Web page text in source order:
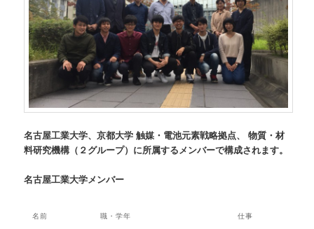
へ
移
動
名古屋工業大学、京都大学 触媒・電池元素戦略拠点、 物質・材
料研究機構（２グループ）に所属するメンバーで構成されます。
名古屋工業大学メンバー
名前 職・学年 仕事